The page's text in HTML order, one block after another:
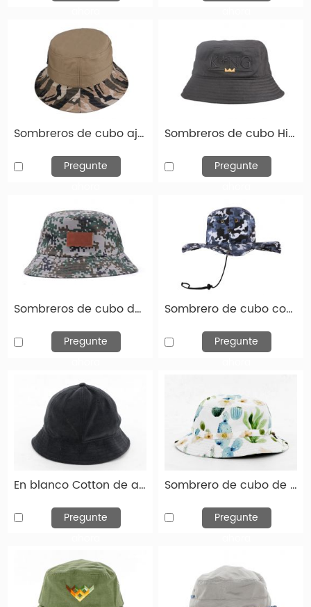
y universidades, organizaciones sin fines de lucro,
minoristas, influencers & Kol en Socail Media. Ya sea
para fines promocionales, uniformes de empleados,
regalos, eventos corporativos, equipos deportivos o
revender, nuestros sombreros de cubo
personalizados están diseñados para satisfacer sus
necesidades. Solo háganos saber el estilo, la tela, el
diseño y el tamaño de su
ropa de cabeza
cada cliente, brindamos un servicio confiable,
sombreros de cubos impresos personalizados y
entrega a tiempo a tiempo.
Hay una amplia variedad de opciones de
sombreros de cubo personalizados, como
También puede elegir entre bordado, impreso y
el sombrero de cubo personalizado es unisex o
femenino.
Los sombreros de cubos bordados personalizados
son más populares en América del Norte, Europa
occidental y Europa del Este.
Personalizado varios del patrón de sombreros
de cubos
Estos a continuación son los tipos del patrón de
sombreros de cubo que puede cambiar.
Sombreros de cubo ajustados sombrero de cubo de algodón con borde de camuflaje (tamaño grande personalizado)
Pregunte
Sombreros de cubo Hip Hop Black Old Style Bucket Gat con logotipo de rey bordado
Pregunte
Sombreros de cubo del ejército Custom Ej.
Pregunte
Sombrero de cubo con Snaps CAMO CAMO CUBO SOL SIL CON BARSO AMPLEZO
Pregunte
En blanco Cotton de algodón de 6 paneles Sombrero de cubo en blanco personalizado
Pregunte
Sombrero de cubo de estampado de algodón de algodón para mujeres sombrero de cubo impreso personalizado
Pregunte